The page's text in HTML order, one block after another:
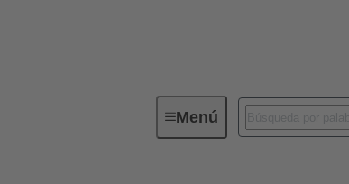
MenúConectores industriales /